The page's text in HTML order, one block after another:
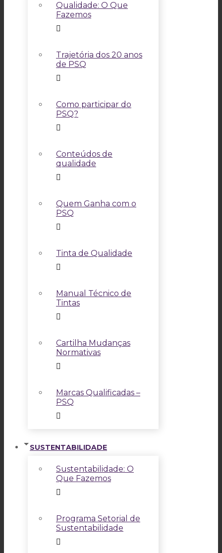
Qualidade: O Que
Fazemos
Trajetória dos 20 anos
de PSQ
Como participar do
PSQ?
Conteúdos de
qualidade
Quem Ganha com o
PSQ
Tinta de Qualidade
Manual Técnico de
Tintas
Cartilha Mudanças
Normativas
Marcas Qualificadas –
PSQ
SUSTENTABILIDADE
Sustentabilidade: O
Que Fazemos
Programa Setorial de
Sustentabilidade